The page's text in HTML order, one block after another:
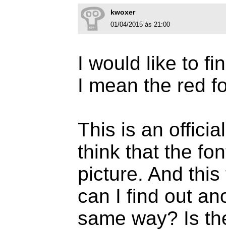
kwoxer
01/04/2015 às 21:00
I would like to
I mean the red
This is an
think that the
picture. And
can I find out
same way? Is